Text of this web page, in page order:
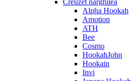
Alpha Hookah
Amotion
ATH
Bee
Cosmo
HookahJohn
Hookain
Invi